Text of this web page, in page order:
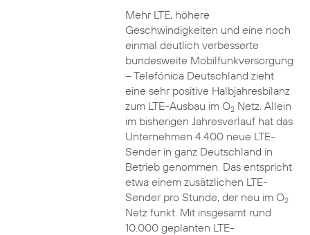
Mehr LTE, höhere
Geschwindigkeiten und eine noch
einmal deutlich verbesserte
bundesweite Mobilfunkversorgung
– Telefónica Deutschland zieht
eine sehr positive Halbjahresbilanz
zum LTE-Ausbau im O2Netz. Allein
im bisherigen Jahresverlauf hat das
Unternehmen 4.400 neue LTE-
Sender in ganz Deutschland in
Betrieb genommen. Das entspricht
etwa einem zusätzlichen LTE-
Sender pro Stunde, der neu im O2
Netz funkt. Mit insgesamt rund
10.000 geplanten LTE-